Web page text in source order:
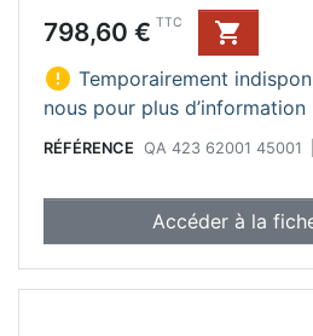
Prix
798,60 € TTC

 Temporairement
nous pour plus d’information
RÉFÉRENCE QA 423 62001 45001
Accéder à la